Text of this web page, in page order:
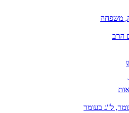
משפחה
הרב
ל"ג בעומר